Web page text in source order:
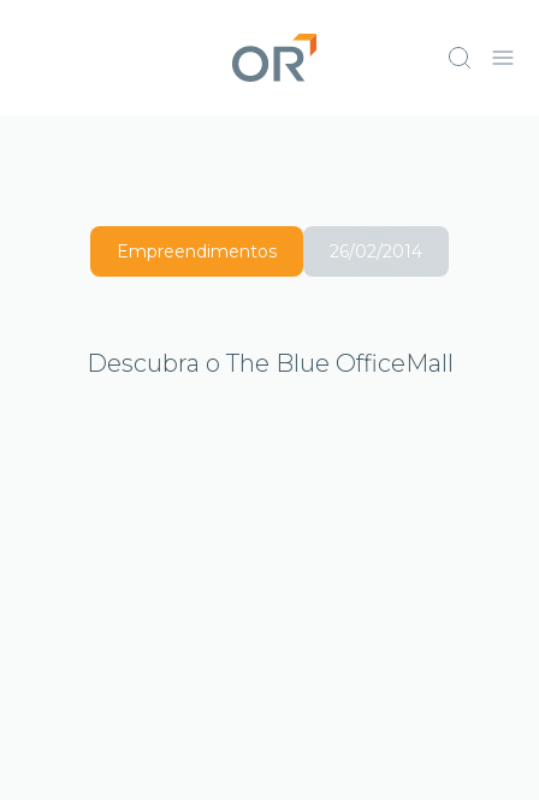
Empreendimentos 26/02/2014
Descubra o The Blue OfficeMall